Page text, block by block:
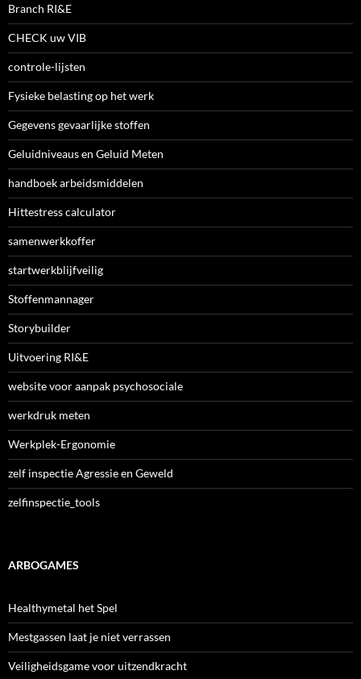
Branch RI&E
CHECK uw VIB
controle-lijsten
Fysieke belasting op het werk
Gegevens gevaarlijke stoffen
Geluidniveaus en Geluid Meten
handboek arbeidsmiddelen
Hittestress calculator
samenwerkkoffer
startwerkblijfveilig
Stoffenmannager
Storybuilder
Uitvoering RI&E
website voor aanpak psychosociale
werkdruk meten
Werkplek-Ergonomie
zelf inspectie Agressie en Geweld
zelfinspectie_tools
ARBOGAMES
Healthymetal het Spel
Mestgassen laat je niet verrassen
Veiligheidsgame voor uitzendkracht